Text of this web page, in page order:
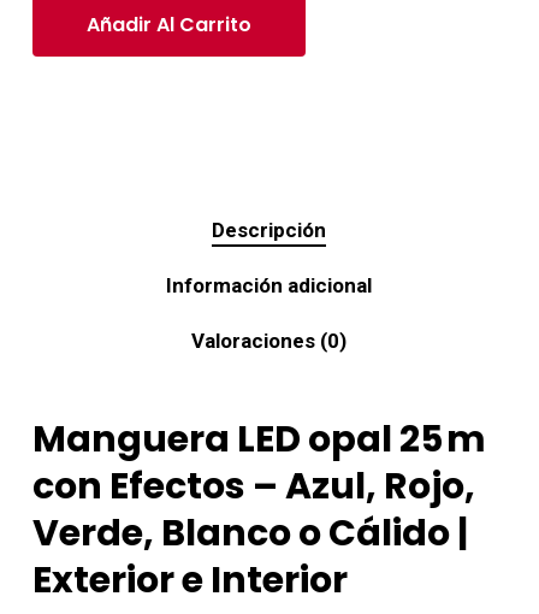
Añadir Al Carrito
Descripción
Información adicional
Valoraciones (0)
Manguera LED opal 25 m
con Efectos – Azul, Rojo,
Verde, Blanco o Cálido |
Exterior e Interior